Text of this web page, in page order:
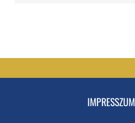
IMPRESSZUM